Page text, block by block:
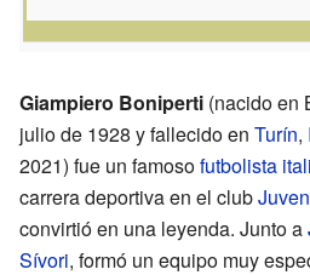
Giampiero Boniperti (nacido en
julio de 1928 y fallecido en Turín,
2021) fue un famosofutbolista
carrera deportiva en el club
convirtió en una leyenda. Junto a
Sívori, formó un equipo muy